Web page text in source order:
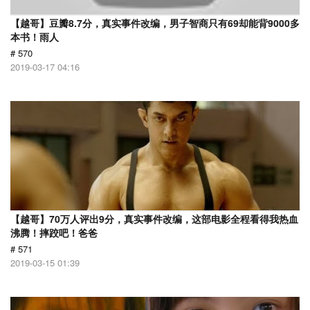
【越哥】豆瓣8.7分，真实事件改编，男子智商只有69却能背9000多
本书！雨人
# 570
2019-03-17 04:16
【越哥】70万人评出9分，真实事件改编，这部电影全程看得我热血
沸腾！摔跤吧！爸爸
# 571
2019-03-15 01:39